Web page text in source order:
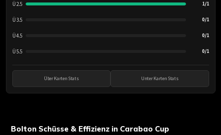
Ü 2.5 1/1
Ü 3.5 0/1
Ü 4.5 0/1
Ü 5.5 0/1
Über Karten Stats Unter Karten Stats
Bolton Schüsse & Effizienz in Carabao Cup